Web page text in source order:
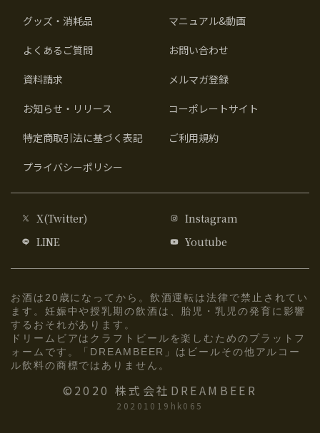
グッズ・消耗品 マニュアル&動画
よくあるご質問 お問い合わせ
資料請求 メルマガ登録
お知らせ・リリース コーポレートサイト
特定商取引法に基づく表記 ご利用規約
プライバシーポリシー
X(Twitter)
Instagram
LINE
Youtube
お酒は20歳になってから。飲酒運転は法律で禁止されてい
ます。妊娠中や授乳期の飲酒は、胎児・乳児の発育に影響
するおそれがあります。
ドリームビアはクラフトビールを楽しむためのプラットフ
ォームです。「DREAMBEER」はビールその他アルコー
ル飲料の商標ではありません。
20201019hk065
©2020 株式会社DREAMBEER